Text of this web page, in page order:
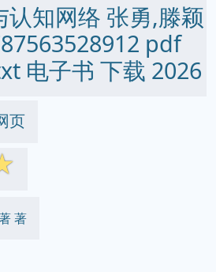
知网络 张勇,滕颖
pdf
电子书 下载 2026
页
著